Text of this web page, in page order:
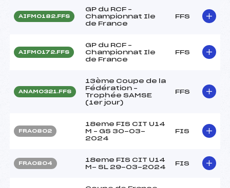
AIFM0182.FFS
GP du RCF –
Championnat Ile
de France
FFS
AIFM0172.FFS
GP du RCF –
Championnat Ile
de France
FFS
ANAM0321.FFS
13ème Coupe de la
Fédération –
Trophée SAMSE
(1er jour)
FFS
FRA0802
18eme FIS CIT U14
M – GS 30-03-
2024
FIS
FRA0804
18eme FIS CIT U14
M- SL 29-03-2024
FIS